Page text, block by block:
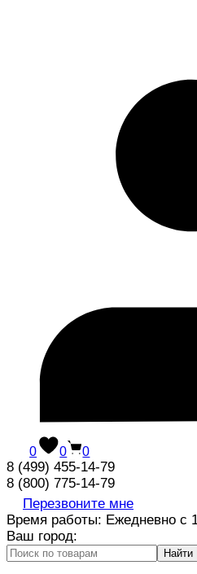
0 0 0
8 (499) 455-14-79
8 (800) 775-14-79
Перезвоните мне
Время работы: Ежедневно с
Ваш город:
Найти